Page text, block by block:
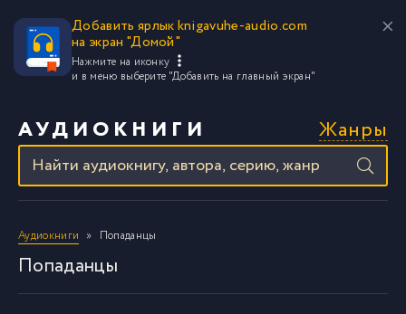
Добавить ярлык knigavuhe-audio.com
на экран "Домой"
Нажмите на иконку
и в меню выберите "Добавить на главный экран"
АУДИОКНИГИ Жанры
Аудиокниги Попаданцы
Попаданцы